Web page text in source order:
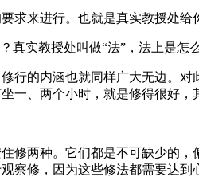
来进行。也就是真实教授处给
实教授处叫做“法”，法上是怎
的内涵也就同样广大无边。对
一、两个小时，就是修得很好
两种。它们都是不可缺少的，
察修，因为这些修法都需要达到